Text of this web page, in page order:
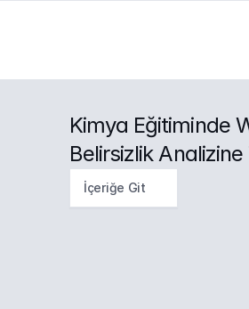
Kimya Eğitiminde
Belirsizlik Analizine
İçeriğe Git